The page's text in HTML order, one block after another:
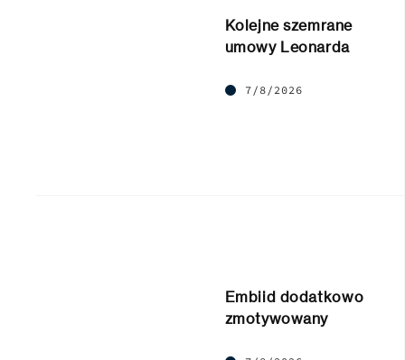
Kolejne szemrane
umowy Leonarda
7/8/2026
Embiid dodatkowo
zmotywowany